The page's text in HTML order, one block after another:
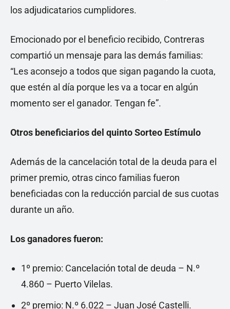
los adjudicatarios cumplidores.
Emocionado por el beneficio recibido, Contreras
compartió un mensaje para las demás familias:
“Les aconsejo a todos que sigan pagando la cuota,
que estén al día porque les va a tocar en algún
momento ser el ganador. Tengan fe”.
Otros beneficiarios del quinto Sorteo Estímulo
Además de la cancelación total de la deuda para el
primer premio, otras cinco familias fueron
beneficiadas con la reducción parcial de sus cuotas
durante un año.
Los ganadores fueron:
1º premio: Cancelación total de deuda – N.º
4.860 – Puerto Vilelas.
2º premio: N.º 6.022 – Juan José Castelli.